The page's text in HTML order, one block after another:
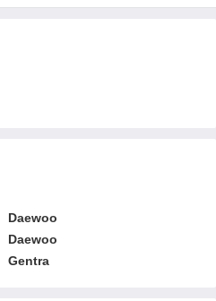
Daewoo
Daewoo
Gentra